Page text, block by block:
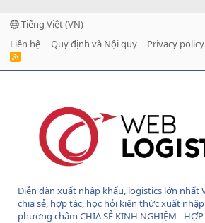
Tiếng Việt (VN)
Liên hệ
Quy định và Nội quy Privacy policy
R
Diễn đàn xuất nhập khẩu, logistics lớn nhất
chia sẻ, hợp tác, học hỏi kiến thức xuất
phương châm CHIA SẺ KINH NGHIỆM - HỢP